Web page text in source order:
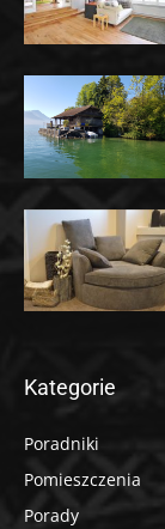
Kategorie
Poradniki
Pomieszczenia
Porady